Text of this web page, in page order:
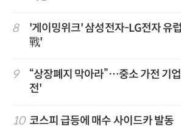
8
'게이밍위크' 삼성전자-LG전자 유
戰'
9
“상장폐지 막아라”…중소 가전 기
전'
10 코스피 급등에 매수 사이드카 발동